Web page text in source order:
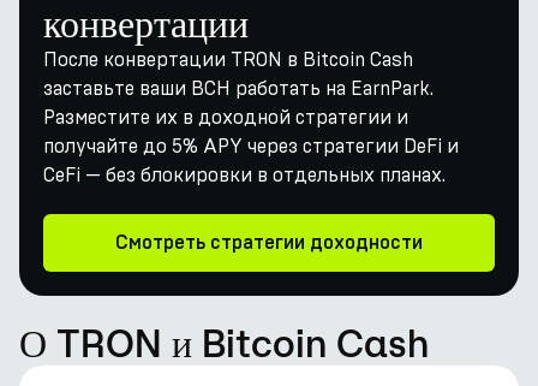
конвертации
После конвертации TRON в Bitcoin Cash
заставьте ваши BCH работать на EarnPark.
Разместите их в доходной стратегии и
получайте до 5% APY через стратегии DeFi и
CeFi — без блокировки в отдельных планах.
Смотреть стратегии доходности
О TRON и Bitcoin Cash